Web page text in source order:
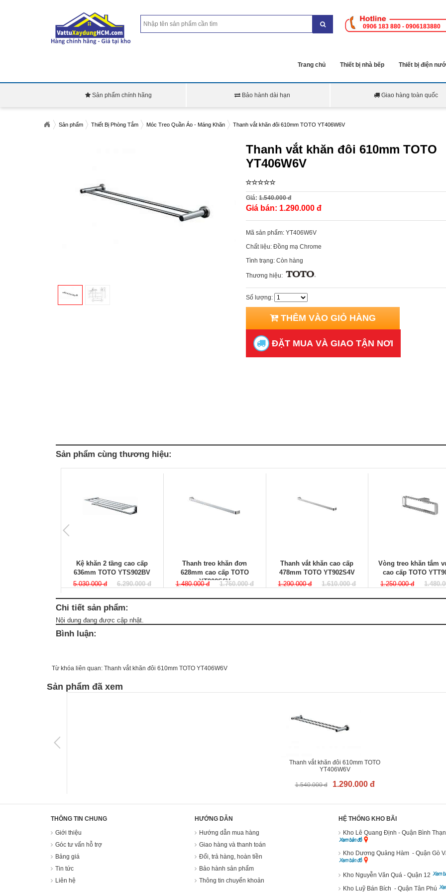
0906 183 880 - 0906183880
Trang chủ Thiết bị nhà bếp Thiết bị điện
Sản phẩm chính hãng Bảo hành dài hạn Giao hàng toàn quốc
Sản phẩm Thiết Bị Phòng Tắm Móc Treo Quần Áo - Máng Khăn Thanh vắt khăn đôi 610mm TOTO YT406W6V
Thanh vắt khăn đôi 610mm TOTO
YT406W6V
Giá: 1.540.000 đ
Giá bán: 1.290.000 đ
Mã sản phẩm: YT406W6V
Chất liệu: Đồng mạ Chrome
Tình trạng: Còn hàng
Thương hiệu:
Số lượng:
THÊM VÀO GIỎ HÀNG
ĐẶT MUA VÀ GIAO TẬN NƠI
Sản phẩm cùng thương hiệu:
Kệ khăn 2 tầng cao cấp
636mm TOTO YTS902BV
5.030.000 đ
6.290.000 đ
Thanh treo khăn đơn
628mm cao cấp TOTO
YT902S6V
1.480.000 đ 1.760.000 đ
Thanh vắt khăn cao cấp
478mm TOTO YT902S4V
1.290.000 đ
1.610.000 đ
Vòng treo khăn tắm
cao cấp TOTO
1.250.000 đ
Chi tiết sản phẩm:
Nội dung đang được cập nhật.
Bình luận:
Từ khóa liên quan: Thanh vắt khăn đôi 610mm TOTO YT406W6V
Sản phẩm đã xem
Thanh vắt khăn đôi 610mm TOTO
YT406W6V
1.540.000 đ 1.290.000 đ
THÔNG TIN CHUNG
Giới thiệu
Góc tư vấn hỗ trợ
Bảng giá
Tin tức
Liên hệ
HƯỚNG DẪN
Hướng dẫn mua hàng
Giao hàng và thanh toán
Đổi, trả hàng, hoàn tiền
Bảo hành sản phẩm
Thông tin chuyển khoản
HỆ THỐNG KHO BÃI
Kho Lê Quang Định - Quận Bình
Kho Dương Quảng Hàm - Quận Gò
Kho Nguyễn Văn Quá - Quận 12
Kho Luỹ Bán Bích - Quận Tân Phú